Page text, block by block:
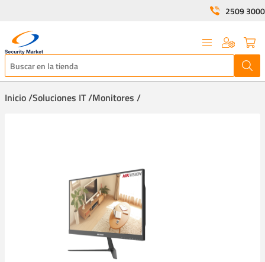
2509 3000
Inicio /Soluciones IT /Monitores /